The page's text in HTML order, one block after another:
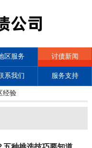
区服务 讨债新闻
系我们 服务支持
经验